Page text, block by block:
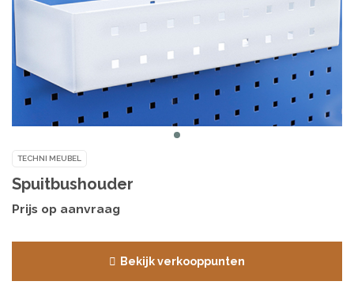
TECHNI MEUBEL
Spuitbushouder
Prijs op aanvraag
Bekijk verkooppunten